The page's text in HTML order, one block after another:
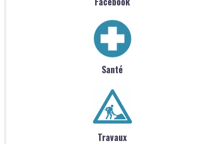
Santé
Travaux